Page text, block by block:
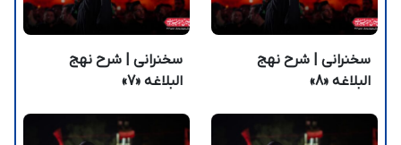
سخنرانی | شرح نهج
البلاغه «8»
سخنرانی | شرح نهج
البلاغه «7»